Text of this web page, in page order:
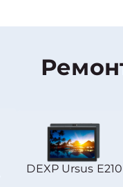
DEXP Ursus E210